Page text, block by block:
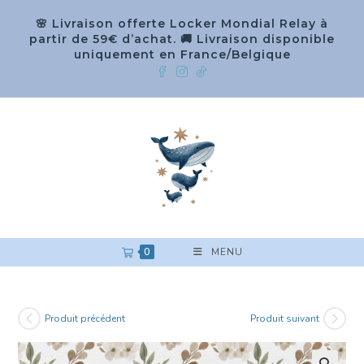
🌸 Livraison offerte Locker Mondial Relay à
partir de 59€ d’achat. 🚚 Livraison disponible
uniquement en France/Belgique
0 MENU
Produit précédent Produit suivant